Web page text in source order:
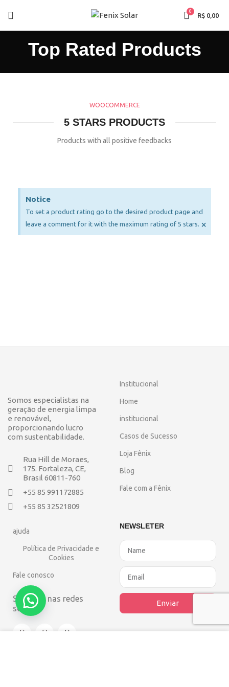
0
R$ 0,00
Top Rated Products
WOOCOMMERCE
5 STARS PRODUCTS
Products with all positive feedbacks
Notice
To set a product rating go to the desired product page and
leave a comment for it with the maximum rating of 5 stars. ×
Somos especialistas na
geração de energia limpa
e renovável,
proporcionando lucro
com sustentabilidade.
Rua Hill de Moraes,
175. Fortaleza, CE,
Brasil 60811-760
+55 85 991172885
+55 85 32521809
Institucional
Home
institucional
Casos de Sucesso
Loja Fênix
Blog
Fale com a Fênix
ajuda
Política de Privacidade e
Cookies
Fale conosco
Siga-nos nas redes
sociais
NEWSLETER
Enviar